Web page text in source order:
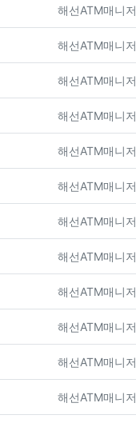
등록자
해선ATM매니저
등록자
해선ATM매니저
등록자
해선ATM매니저
등록자
해선ATM매니저
등록자
해선ATM매니저
등록자
해선ATM매니저
등록자
해선ATM매니저
등록자
해선ATM매니저
등록자
해선ATM매니저
등록자
해선ATM매니저
등록자
해선ATM매니저
등록자
해선ATM매니저